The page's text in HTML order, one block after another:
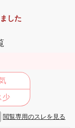
した
少
閲覧専用のスレを見る